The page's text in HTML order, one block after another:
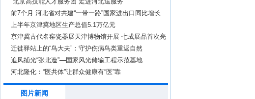
前7个月 河北省对共建“一带一路”国家进出口同比增长
13.7%
上半年京津冀地区生产总值5.1万亿元
京津冀古代名窑瓷器展天津博物馆开展 七成展品首次亮
相
迁徙驿站上的“鸟大夫”：守护伤病鸟类重返自然
追风捕光“张北造”—国家风光储输工程示范基地
河北隆化：“医共体”让群众健康有“医”靠
图片新闻